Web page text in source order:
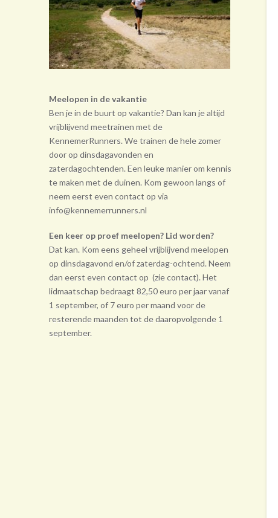
Meelopen in de vakantie
Ben je in de buurt op vakantie? Dan kan je altijd
vrijblijvend meetrainen met de
KennemerRunners. We trainen de hele zomer
door op dinsdagavonden en
zaterdagochtenden. Een leuke manier om kennis
te maken met de duinen. Kom gewoon langs of
neem eerst even contact op via
info@kennemerrunners.nl
Een keer op proef meelopen? Lid worden?
Dat kan. Kom eens geheel vrij­blijvend meelopen
op dinsdagavond en/of zaterdag-ochtend. Neem
dan eerst even contact op (zie contact). Het
lidmaatschap bedraagt 82,50 euro per jaar vanaf
1 september, of 7 euro per maand voor de
resterende maanden tot de daarop­volgende 1
september.